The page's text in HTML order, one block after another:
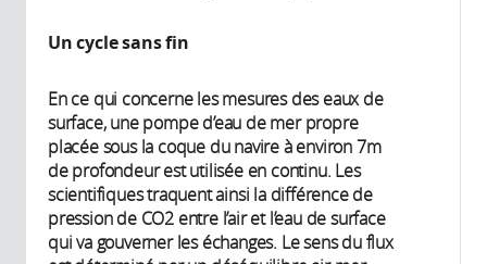
Un cycle sans fin
En ce qui concerne les mesures des eaux de
surface, une pompe d’eau de mer propre
placée sous la coque du navire à environ 7m
de profondeur est utilisée en continu. Les
scientifiques traquent ainsi la différence de
pression de CO2 entre l’air et l’eau de surface
qui va gouverner les échanges. Le sens du flux